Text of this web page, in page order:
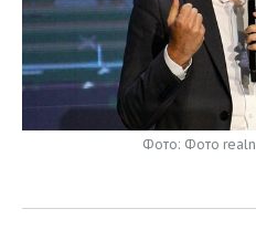
НЕФТЕХИМИЯ
НЕФТЬ
ОПК
РОЗНИЧНАЯ ТОРГОВЛЯ
ТРАНСПОРТ
НОВОСТИ ТЕХНОЛОГИЙ
IT
МЕРОПРИЯТИЯ
НОВОСТИ МЕРОПРИЯТИЙ
ВЫЕЗДНАЯ РЕДАКЦИЯ
СПОРТ
НОВОСТИ СПОРТА
Фото: Фото